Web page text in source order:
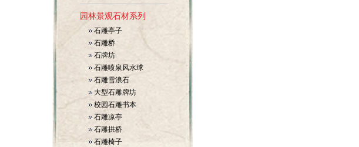
园林景观石材系列
石雕亭子
石雕桥
石牌坊
石雕喷泉风水球
石雕雪浪石
大型石雕牌坊
校园石雕书本
石雕凉亭
石雕拱桥
石雕椅子